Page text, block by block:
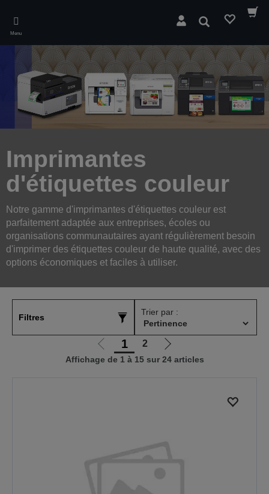
main
content
Menu
Rechercher
Imprimantes
d'étiquettes couleur
Notre gamme d'imprimantes d'étiquettes couleur est
parfaitement adaptée aux entreprises, écoles ou
organisations communautaires ayant régulièrement besoin
d'imprimer des étiquettes couleur de haute qualité, avec des
options économiques et faciles à utiliser.
Filtres
Trier par :
Aller
à
1 2
Aller
à
Affichage de 1 à 15 sur 24 articles